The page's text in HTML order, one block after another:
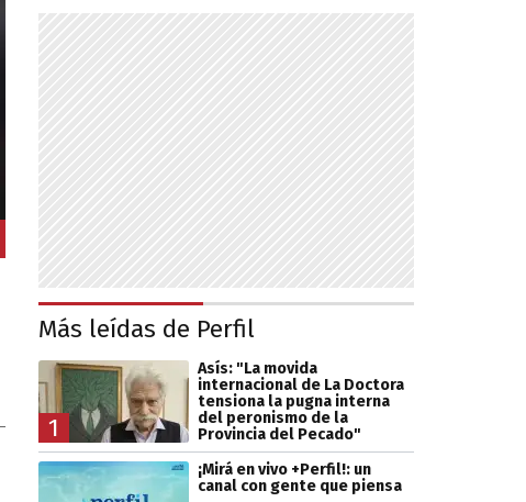
Más leídas de Perfil
1
Asís: "La movida
internacional de La Doctora
tensiona la pugna interna
del peronismo de la
Provincia del Pecado"
¡Mirá en vivo +Perfil!: un
canal con gente que piensa